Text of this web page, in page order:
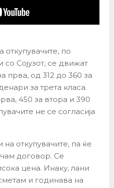
откупувачите, по
Сојузот, се движат
прва, од 312 до 360 за
за трета класа.
450 за втора и 390
не се согласија
откупувачите, па ќе
договор. Се
цена. Инаку, лани
и годинава на